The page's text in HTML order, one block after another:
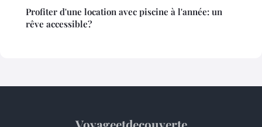
Profiter d'une location avec piscine à l'année: un
rêve accessible?